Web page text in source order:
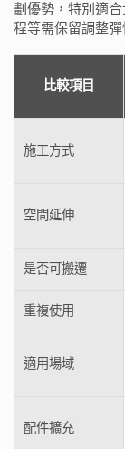
劃優勢，特別適
程等需保留調整彈
比較項目
施工方式
空間延伸
是否可搬遷
重複使用
適用場域
配件擴充